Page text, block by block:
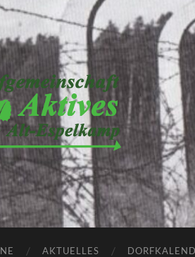
Dorfgemeinschaft
Aktives
Alt-
Espelkamp
e.V.
AKTUELLES